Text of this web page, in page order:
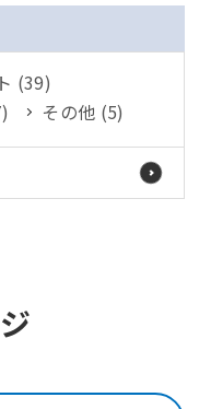
(39)
その他 (5)